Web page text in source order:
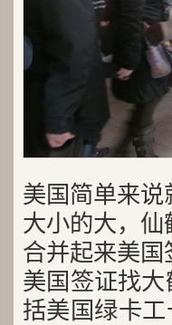
美国简单来说
大小的大，仙
合并起来美国
美国签证找
括美国绿卡